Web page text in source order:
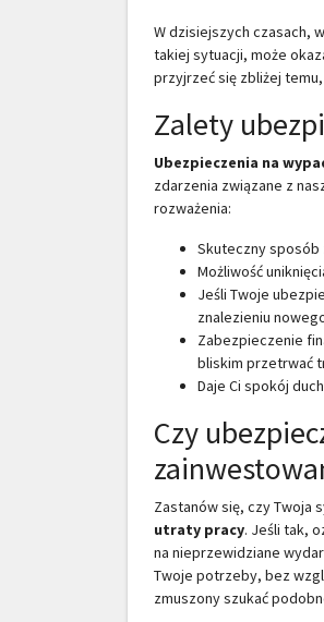
W dzisiejszych czasach,
takiej sytuacji, może
przyjrzeć się zbliżej
Zalety
Ubezpieczenia na
zdarzenia związane z
rozważenia:
Skuteczny
Możliwość
Jeśli Twoje
znalezieniu
Zabezpieczenie
bliskim przetrwać
Daje Ci spokój
Czy
Zastanów się, czy Twoja
utraty pracy. Jeśli tak,
na nieprzewidziane
Twoje potrzeby, bez
zmuszony szukać